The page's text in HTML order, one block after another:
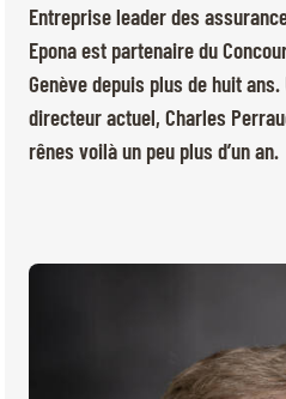
LIENS RAPIDES
ACCUEIL
DÉPARTS & RÉSULTATS
BILLETTERIE
© 2026 CHI de Genève.
Jeudi, 17 Septembre
Entreprise leader des
Epona est partenaire du
Genève depuis plus de huit
directeur actuel, Charles
rênes voilà un peu plus d’un an.